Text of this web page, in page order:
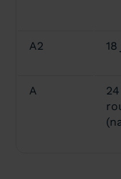
A2 18
A